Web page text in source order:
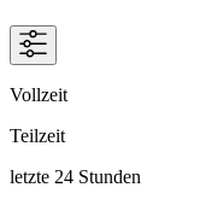
Vollzeit
Teilzeit
letzte 24 Stunden